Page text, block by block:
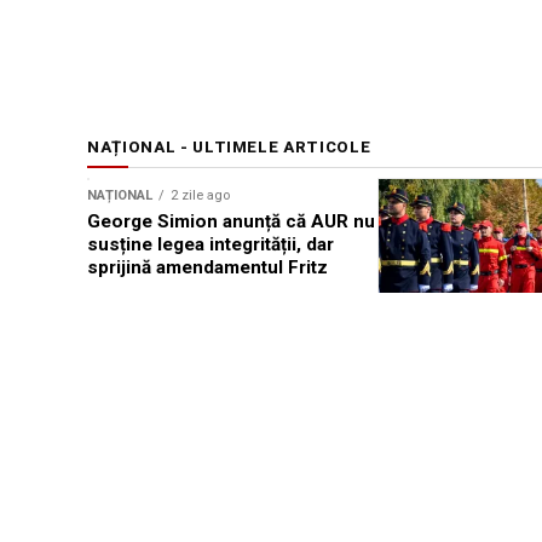
NAȚIONAL - ULTIMELE ARTICOLE
NAȚIONAL 2 zile ago
George Simion anunță că AUR nu
susține legea integrității, dar
sprijină amendamentul Fritz